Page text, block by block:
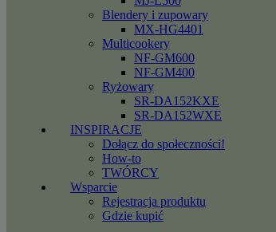
Blendery i zupowary
MX-HG4401
Multicookery
NF-GM600
NF-GM400
Ryżowary
SR-DA152KXE
SR-DA152WXE
INSPIRACJE
Dołącz do społeczności!
How-to
TWÓRCY
Wsparcie
Rejestracja produktu
Gdzie kupić